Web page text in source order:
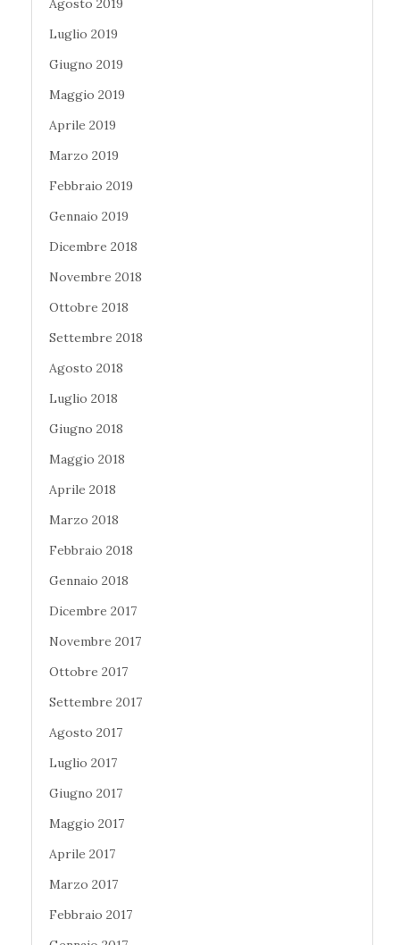
Agosto 2019
Luglio 2019
Giugno 2019
Maggio 2019
Aprile 2019
Marzo 2019
Febbraio 2019
Gennaio 2019
Dicembre 2018
Novembre 2018
Ottobre 2018
Settembre 2018
Agosto 2018
Luglio 2018
Giugno 2018
Maggio 2018
Aprile 2018
Marzo 2018
Febbraio 2018
Gennaio 2018
Dicembre 2017
Novembre 2017
Ottobre 2017
Settembre 2017
Agosto 2017
Luglio 2017
Giugno 2017
Maggio 2017
Aprile 2017
Marzo 2017
Febbraio 2017